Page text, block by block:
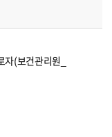
(보건관리원_